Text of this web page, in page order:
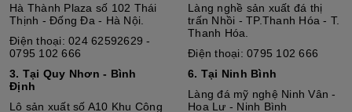
Hà Thành Plaza số 102 Thái
Thịnh - Đống Đa - Hà Nội.
Điện thoại: 024 62592629 -
0795 102 666
3. Tại Quy Nhơn - Bình
Định
Lô sản xuất số A10 Khu Công
Làng nghề sản xuất đá thị
trấn Nhồi - TP.Thanh Hóa - T.
Thanh Hóa.
Điện thoại: 0795 102 666
6. Tại Ninh Bình
Làng đá mỹ nghệ Ninh Vân -
Hoa Lư - Ninh Bình